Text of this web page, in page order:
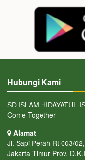
Hubungi Kami
SD ISLAM HIDAYATUL
Come Together
Alamat
Jl. Sapi Perah Rt 003/
Jakarta Timur Prov.